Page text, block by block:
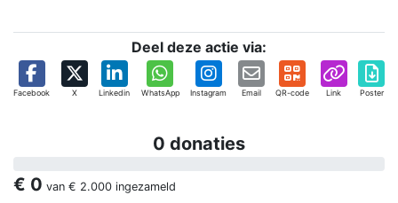
Deel deze actie via:
Facebook X Linkedin WhatsApp Instagram Email QR-code Link Poster
0 donaties
€ 0 van € 2.000 ingezameld